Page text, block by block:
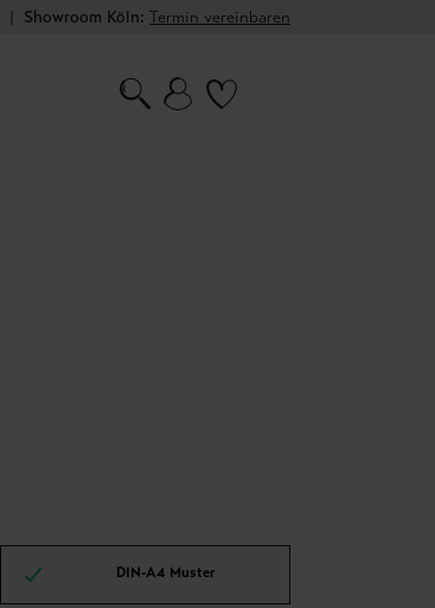
| Showroom Köln: Termin vereinbaren
DIN-A4 Muster